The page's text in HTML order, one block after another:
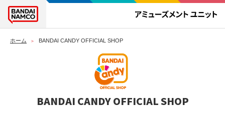
ホーム BANDAI CANDY OFFICIAL SHOP
BANDAI CANDY OFFICIAL SHOP